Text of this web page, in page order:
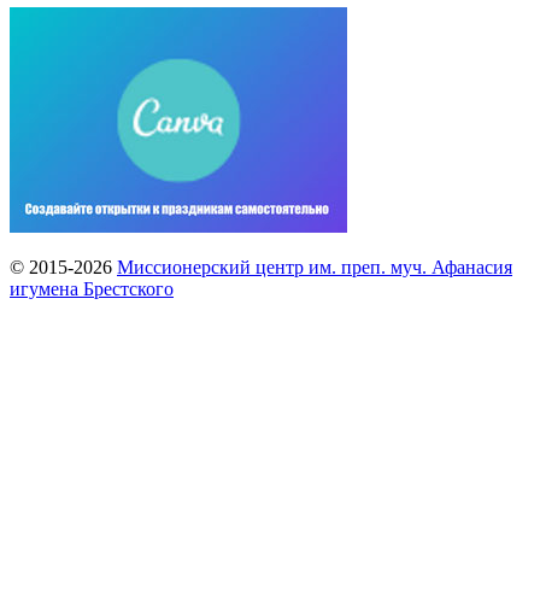
© 2015-2026 Миссионерский центр им. преп. муч. Афанасия
игумена Брестского